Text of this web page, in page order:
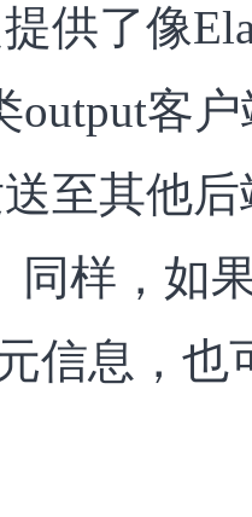
供了像
output客
至其他
同样，如
信息，也